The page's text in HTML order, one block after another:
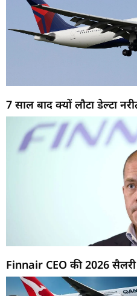
7 साल बाद क्यों लौटा डेल्टा
Finnair CEO की 2026